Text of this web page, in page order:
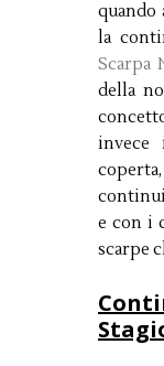
quando
la
Scarpa
della
invece
e con i
scarpe